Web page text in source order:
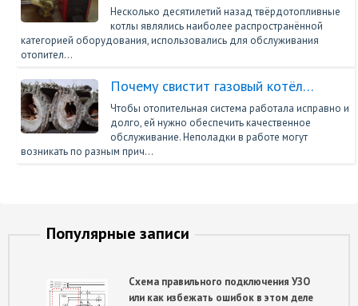
Несколько десятилетий назад твёрдотопливные
котлы являлись наиболее распространённой
категорией оборудования, использовались для обслуживания
отопител…
Почему свистит газовый котёл…
Чтобы отопительная система работала исправно и
долго, ей нужно обеспечить качественное
обслуживание. Неполадки в работе могут
возникать по разным прич…
Популярные записи
Схема правильного подключения УЗО
или как избежать ошибок в этом деле